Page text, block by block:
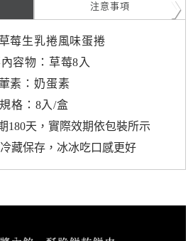
注意事項
莓生乳捲風味蛋捲
容物：草莓8入
葷素：奶蛋素
規格：8入/盒
180天，實際效期依包裝所示
藏保存，冰冰吃口感更好